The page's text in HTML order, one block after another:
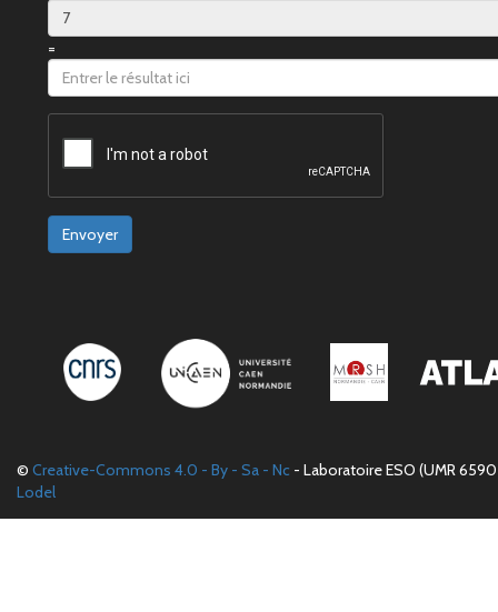
=
Envoyer
© Creative-Commons 4.0 - By - Sa - Nc - Laboratoire ESO (UMR
Lodel